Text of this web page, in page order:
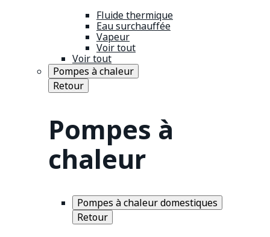
Fluide thermique
Eau surchauffée
Vapeur
Voir tout
Voir tout
Pompes à chaleur
Retour
Pompes à
chaleur
Pompes à chaleur domestiques
Retour